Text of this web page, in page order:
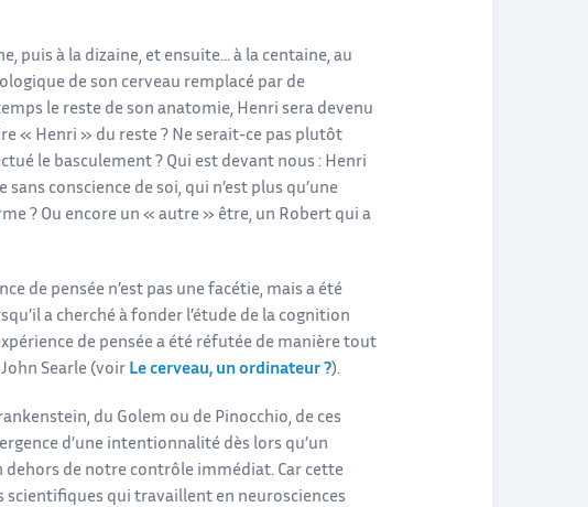
puis à la dizaine, et ensuite… à la centaine, au
de son cerveau remplacé par de
le reste de son anatomie, Henri sera devenu
« Henri » du reste ? Ne serait-ce pas plutôt
le basculement ? Qui est devant nous : Henri
conscience de soi, qui n’est plus qu’une
? Ou encore un « autre » être, un Robert qui a
de pensée n’est pas une facétie, mais a été
a cherché à fonder l’étude de la cognition
de pensée a été réfutée de manière tout
Searle (voir Le cerveau, un ordinateur ?).
du Golem ou de Pinocchio, de ces
d’une intentionnalité dès lors qu’un
de notre contrôle immédiat. Car cette
qui travaillent en neurosciences